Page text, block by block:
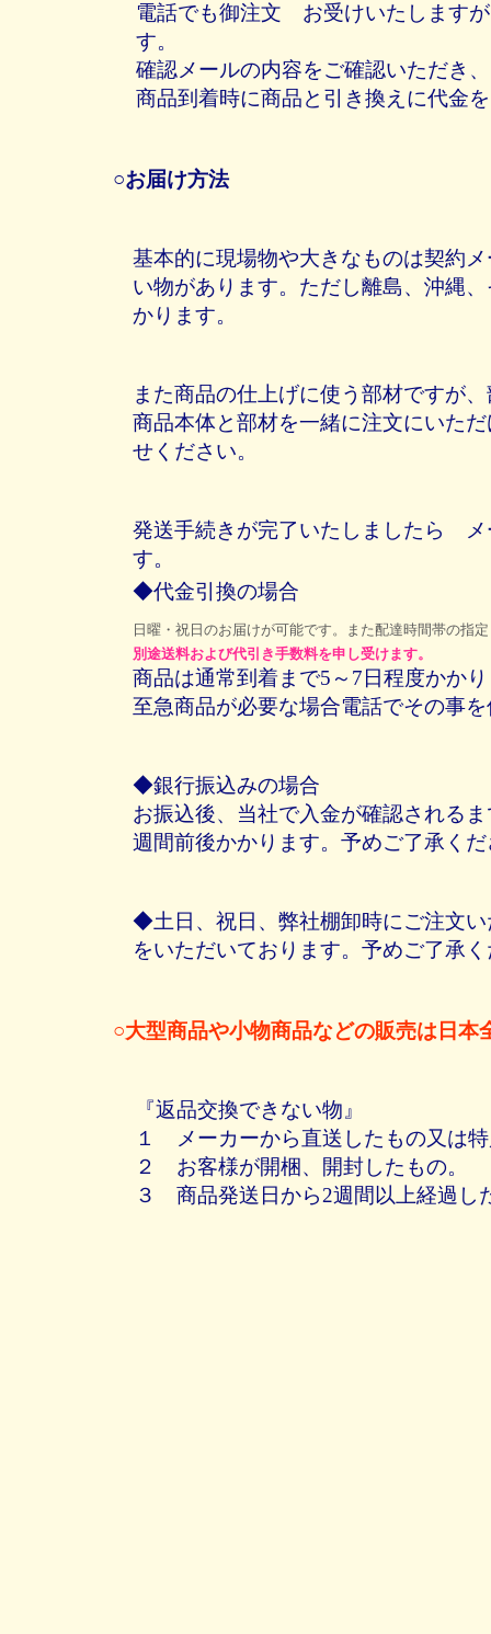
電話でも御注文 お受けいたします
す。
確認メールの内容をご確認いただき
商品到着時に商品と引き換えに代金
○お届け方法
基本的に現場物や大きなものは契約
い物があります。ただし離島、沖縄
かります。
また商品の仕上げに使う部材ですが
商品本体と部材を一緒に注文にいた
せください。
発送手続きが完了いたしましたら メ
す。
◆代金引換の場合
日曜・祝日のお届けが可能です。また配達時間帯の指
別途送料および代引き手数料を申し受けます。
商品は通常到着まで5～7日程度かか
至急商品が必要な場合電話でその事
◆銀行振込みの場合
お振込後、当社で入金が確認される
週間前後かかります。予めご了承く
◆土日、祝日、弊社棚卸時にご注文
をいただいております。予めご了承
○大型商品や小物商品などの販売は日
『返品交換できない物』
１ メーカーから直送したもの又は
２ お客様が開梱、開封したもの。
３ 商品発送日から2週間以上経過し